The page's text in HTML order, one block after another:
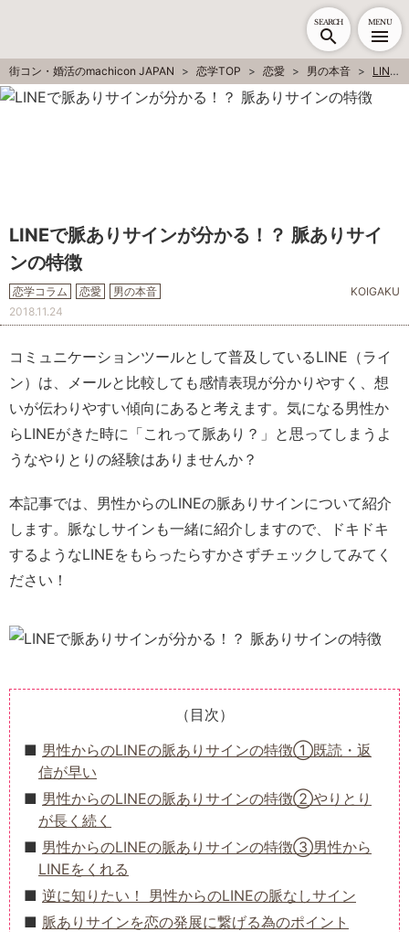
SEARCH MENU
街コン・婚活のmachicon JAPAN 恋学TOP 恋愛 男の本音 LINEで脈ありサインが分かる！？ 脈ありサインの特徴
LINEで脈ありサインが分かる！？ 脈ありサイ
ンの特徴
恋学コラム 恋愛 男の本音
KOIGAKU
2018.11.24
コミュニケーションツールとして普及しているLINE（ライ
ン）は、メールと比較しても感情表現が分かりやすく、想
いが伝わりやすい傾向にあると考えます。気になる男性か
らLINEがきた時に「これって脈あり？」と思ってしまうよ
うなやりとりの経験はありませんか？
本記事では、男性からのLINEの脈ありサインについて紹介
します。脈なしサインも一緒に紹介しますので、ドキドキ
するようなLINEをもらったらすかさずチェックしてみてく
ださい！
（目次）
男性からのLINEの脈ありサインの特徴①既読・返
信が早い
男性からのLINEの脈ありサインの特徴②やりとり
が長く続く
男性からのLINEの脈ありサインの特徴③男性から
LINEをくれる
逆に知りたい！ 男性からのLINEの脈なしサイン
脈ありサインを恋の発展に繋げる為のポイント